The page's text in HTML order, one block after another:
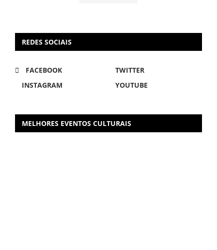
REDES SOCIAIS
FACEBOOK
TWITTER
INSTAGRAM
YOUTUBE
MELHORES EVENTOS CULTURAIS